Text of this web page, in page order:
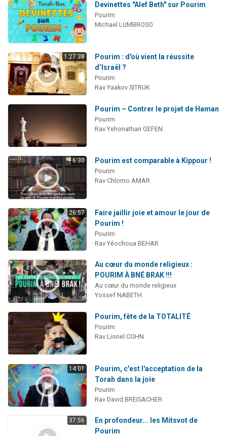
Devinettes "Alef Beth" sur Pourim
Pourim
Michael LUMBROSO
1:27:38
Pourim : d'où vient la réussite
d’Israël ?
Pourim
Rav Yaakov SITRUK
Pourim – Contrer le projet de Haman
Pourim
Rav Yehonathan GEFEN
6:30 Pourim est comparable à Kippour !
Pourim
Rav Chlomo AMAR
26:57
Faire jaillir joie et amour le jour de
Pourim !
Pourim
Rav Yéochoua BEHAR
Au cœur du monde religieux :
POURIM À BNÉ BRAK !!!
Au cœur du monde religieux
Yossef NABETH
Pourim, fête de la TOTALITÉ
Pourim
Rav Lionel COHN
14:01
Pourim, c'est l'acceptation de la
Torah dans la joie
Pourim
Rav David BREISACHER
37:56
En profondeur... les Mitsvot de
Pourim